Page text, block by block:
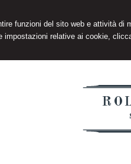
funzioni del sito web e attività di
impostazioni relative ai cookie,